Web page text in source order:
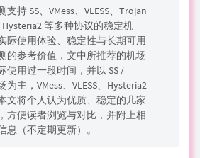
支持SS、VMess、VLESS、 Trojan
Hysteria2等多种协议的稳定机
际使用体验、稳定性与长期可用
的参考价值，文中所推荐的机场
使用过一段时间，并以 SS /
主，VMess、VLESS、Hysteria2
文将个人认为优质、稳定的几家
方便读者浏览与对比，并附上相
息（不定期更新）。